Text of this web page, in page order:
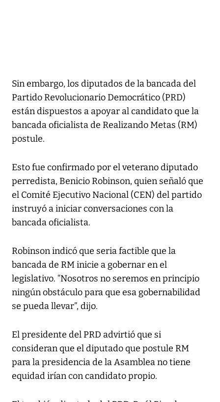
Sin embargo, los diputados de la bancada del
Partido Revolucionario Democrático (PRD)
están dispuestos a apoyar al candidato que la
bancada oficialista de Realizando Metas (RM)
postule.
Esto fue confirmado por el veterano diputado
perredista, Benicio Robinson, quien señaló que
el Comité Ejecutivo Nacional (CEN) del partido
instruyó a iniciar conversaciones con la
bancada oficialista.
Robinson indicó que seria factible que la
bancada de RM inicie a gobernar en el
legislativo. “Nosotros no seremos en principio
ningún obstáculo para que esa gobernabilidad
se pueda llevar”, dijo.
El presidente del PRD advirtió que si
consideran que el diputado que postule RM
para la presidencia de la Asamblea no tiene
equidad irían con candidato propio.